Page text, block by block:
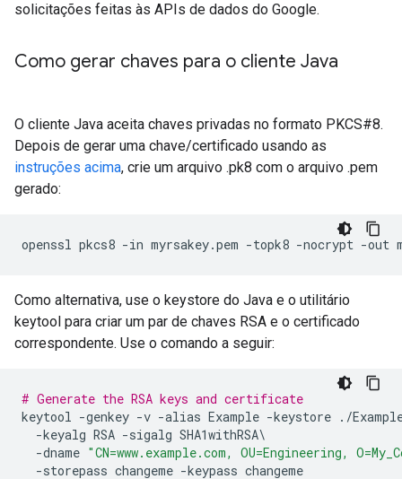
solicitações feitas às APIs de dados do Google.
Como gerar chaves para o cliente Java
O cliente Java aceita chaves privadas no formato PKCS#8.
Depois de gerar uma chave/certificado usando as
instruções acima, crie um arquivo .pk8 com o arquivo .pem
gerado:
openssl pkcs8 -in myrsakey.pem -topk8 -nocrypt -out
Como alternativa, use o keystore do Java e o utilitário
keytool para criar um par de chaves RSA e o certificado
correspondente. Use o comando a seguir:
# Generate the RSA keys and certificate
keytool -genkey -v -alias Example -keystore ./
-keyalg RSA -sigalg SHA1withRSA
-dname "CN=www.example.com, OU=Engineering,
-storepass changeme -keypass changeme